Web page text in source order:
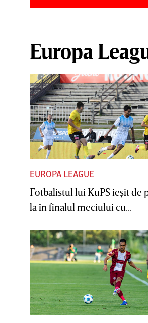
Şumudică, prima reacţie după ce
Varga i-a propus să revină la CFR
Europa
EUROPA LEAGUE
Fotbalistul lui KuPS ieşit de
la în finalul meciului cu...